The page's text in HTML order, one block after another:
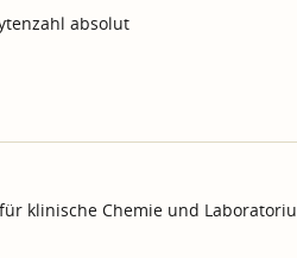
absolut
klinische Chemie und